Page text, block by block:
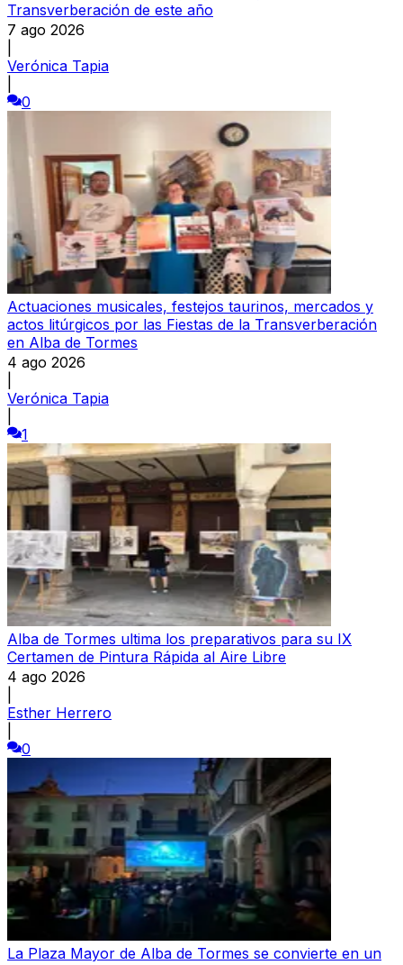
Transverberación de este año
7 ago 2026
Verónica Tapia
0
Actuaciones musicales, festejos taurinos, mercados y
actos litúrgicos por las Fiestas de la Transverberación
en Alba de Tormes
4 ago 2026
Verónica Tapia
1
Alba de Tormes ultima los preparativos para su IX
Certamen de Pintura Rápida al Aire Libre
4 ago 2026
Esther Herrero
0
La Plaza Mayor de Alba de Tormes se convierte en un